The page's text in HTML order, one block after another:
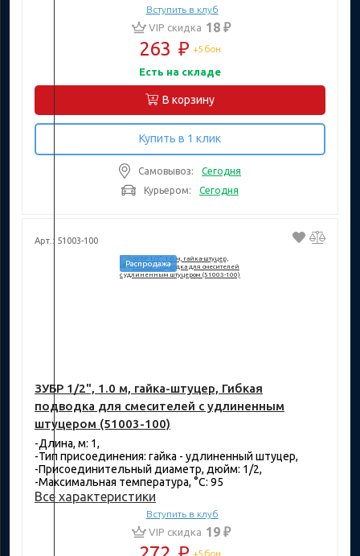
Вступить в клуб
VIP скидка 18 ₽
263 ₽ +5 бон.
Есть на складе
В корзину
Купить в 1 клик
Самовывоз:
Сегодня
Курьером:
Сегодня
Арт.: 51003-100
Распродажа
ЗУБР 1/2", 1.0 м, гайка-штуцер, Гибкая
подводка для смесителей с удлиненным
штуцером (51003-100)
-Длина, м: 1,
-Тип присоединения: гайка - удлиненный штуцер,
-Присоединительный диаметр, дюйм: 1/2,
-Максимальная температура, °C: 95
Все характеристики
Вступить в клуб
VIP скидка 19 ₽
+5 бон.